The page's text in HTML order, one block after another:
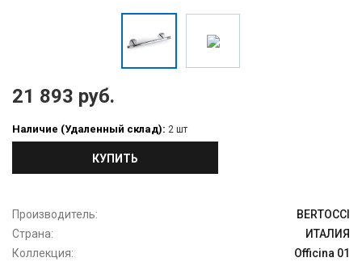
21 893 руб.
Наличие (Удаленный склад): 2 шт
КУПИТЬ
Производитель:
BERTOCCI
Страна:
ИТАЛИЯ
Коллекция:
Officina 01